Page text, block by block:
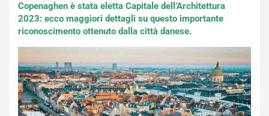
Copenaghen è stata eletta Capitale dell’Architettura
2023: ecco maggiori dettagli su questo importante
riconoscimento ottenuto dalla città danese.